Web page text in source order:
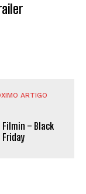
ARTIGO
Filmin – Black
Friday